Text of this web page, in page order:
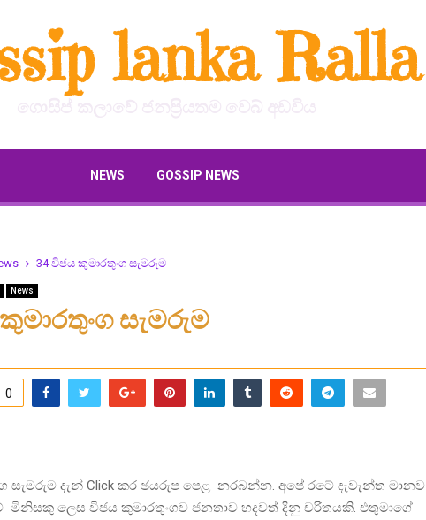
lanka Ralla
NEWS GOSSIP NEWS
34 විජය කුමාරතුංග සැමරුම
News
සැමරුම
0
සැමරුම දැන් Click කර ඡයරුප පෙළ නරබන්න. අපේ රටේ දැවැන්ත මානව
මිනිසකු ලෙස විජය කුමාරතුංගව ජනතාව හදවත් දිනු චරිතයකි. එතුමාගේ